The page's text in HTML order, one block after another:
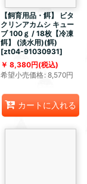
【飼育用品・餌】 ビタ
クリンアカムシ キュー
ブ 100ｇ / 18枚【冷凍
餌】 (淡水用)(餌)
[zt04-91030931]
8,380円(税込)
希望小売価格: 8,570円
カートに入れる